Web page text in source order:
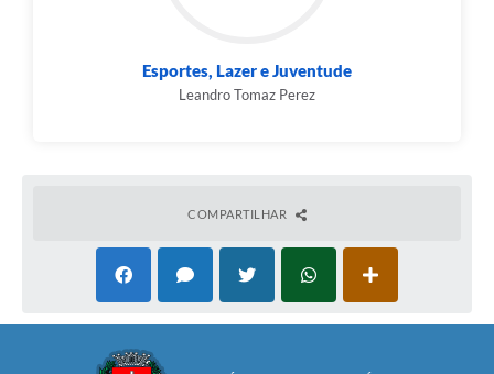
Esportes, Lazer e Juventude
Leandro Tomaz Perez
COMPARTILHAR